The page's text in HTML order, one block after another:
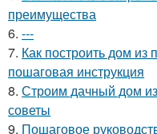
преимущества
6. ---
7. Как построить дом из
пошаговая инструкция
8. Строим дачный дом
советы
9. Пошаговое